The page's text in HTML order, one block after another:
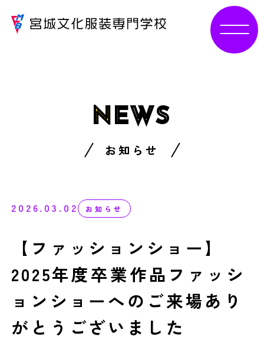
N EWS
お知らせ
2026.03.02 お知らせ
【ファッションショー】
2025年度卒業作品ファッシ
ョンショーへのご来場あり
がとうございました